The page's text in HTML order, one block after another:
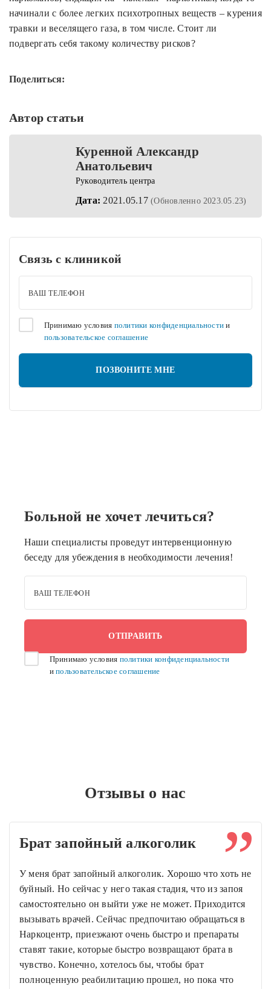
начинали с более легких психотропных веществ – курения
травки и веселящего газа, в том числе. Стоит ли
подвергать себя такому количеству рисков?
Поделиться:
Автор статьи
Куренной Александр
Анатольевич
Руководитель центра
Дата: 2021.05.17 (Обновленно 2023.05.23)
Связь с клиникой
ВАШ ТЕЛЕФОН
Принимаю условия политики конфиденциальности и
пользовательское соглашение
Больной не хочет лечиться?
Наши специалисты проведут интервенционную
беседу для убеждения в необходимости лечения!
ВАШ ТЕЛЕФОН
Принимаю условия политики конфиденциальности
ипользовательское соглашение
Отзывы о нас
Брат запойный алкоголик
У меня брат запойный алкоголик. Хорошо что хоть не
буйный. Но сейчас у него такая стадия, что из запоя
самостоятельно он выйти уже не может. Приходится
вызывать врачей. Сейчас предпочитаю обращаться в
Наркоцентр, приезжают очень быстро и препараты
ставят такие, которые быстро возвращают брата в
чувство. Конечно, хотелось бы, чтобы брат
полноценную реабилитацию прошел, но пока что